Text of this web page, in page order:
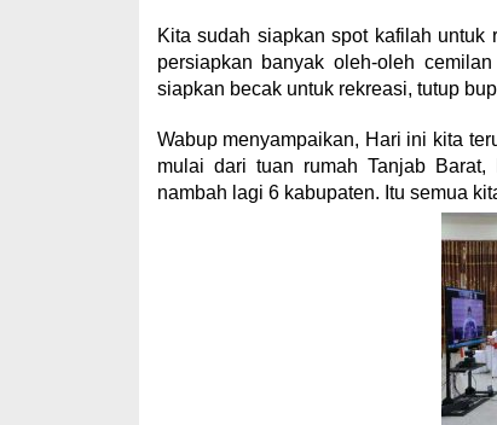
Kita sudah siapkan spot kafilah
persiapkan banyak oleh-oleh
siapkan becak untuk rekreasi, tutup
Wabup menyampaikan, Hari ini kita
mulai dari tuan rumah Tanjab
nambah lagi 6 kabupaten. Itu semua